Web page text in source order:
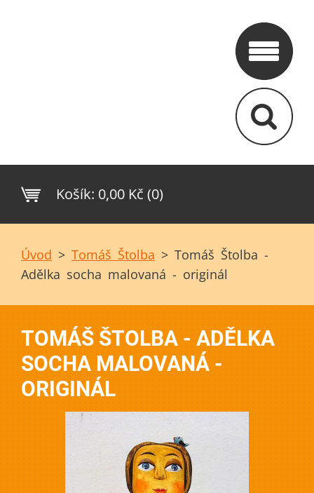
Košík: 0,00 Kč (0)
Úvod > Tomáš Štolba > Tomáš Štolba -
Adělka socha malovaná - originál
TOMÁŠ ŠTOLBA - ADĚLKA
SOCHA MALOVANÁ -
ORIGINÁL